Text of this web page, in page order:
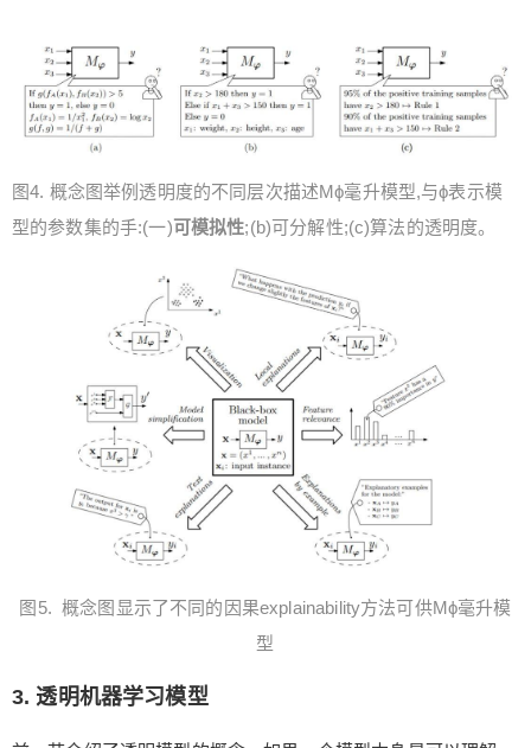
图4. 概念图举例透明度的不同层次描述Mϕ毫升模型,与ϕ表示模
型的参数集的手:(一)可模拟性;(b)可分解性;(c)算法的透明度。
图5.概念图显示了不同的因果explainability方法可供Mϕ毫升模
型
3. 透明机器学习模型